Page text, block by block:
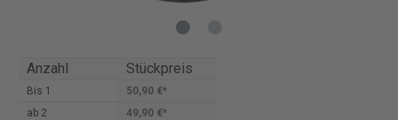
Anzahl Stückpreis
Bis 1
50,90 €*
ab 2
49,90 €*